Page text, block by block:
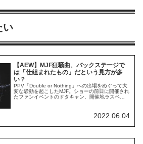
い
【AEW】MJF狂騒曲、バックステージで
は「仕組まれたもの」だという見方が多
い？
PPV「Double or Nothing」への出場をめぐって大
変な騒動を起こしたMJF。ショーの前日に開催され
たファンイベントのドタキャン、開催地ラスベガ
ゴリラポジションに姿を現さない、ウォードロー
との試合後すぐに会場を去る……。彼の不満は
2022.06.04